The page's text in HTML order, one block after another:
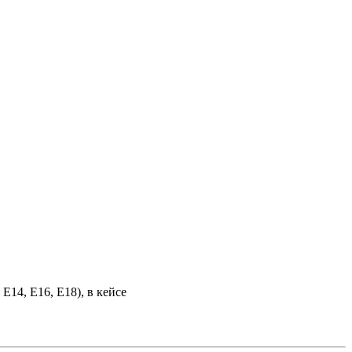
Е16, Е18), в кейсе